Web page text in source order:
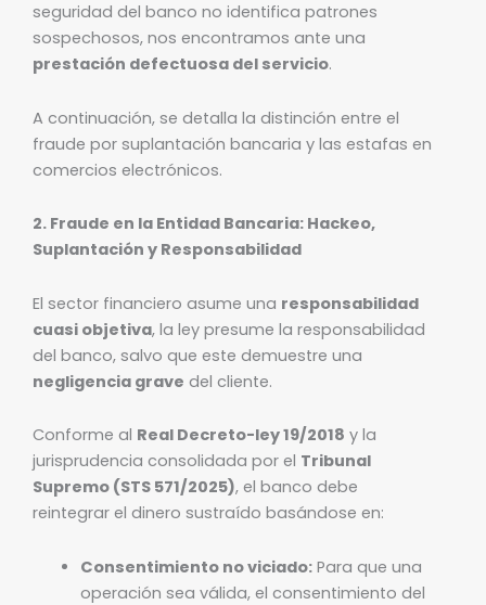
seguridad del banco no identifica patrones
sospechosos, nos encontramos ante una
prestación defectuosa del servicio.
A continuación, se detalla la distinción entre el
fraude por suplantación bancaria y las estafas en
comercios electrónicos.
2. Fraude en la Entidad Bancaria: Hackeo,
Suplantación y Responsabilidad
El sector financiero asume una responsabilidad
cuasi objetiva, la ley presume la responsabilidad
del banco, salvo que este demuestre una
negligencia grave del cliente.
Conforme al Real Decreto-ley 19/2018 y la
jurisprudencia consolidada por el Tribunal
Supremo (STS 571/2025), el banco debe
reintegrar el dinero sustraído basándose en:
Consentimiento no viciado:Para que una
operación sea válida, el consentimiento del